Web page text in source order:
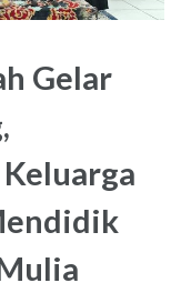
Gelar